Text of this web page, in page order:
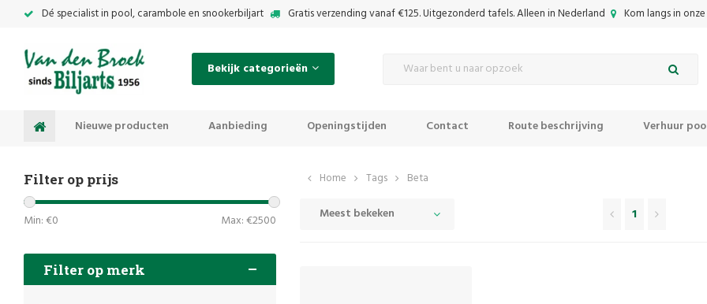
Dé specialist in pool, carambole en snookerbiljart Gratis verzending vanaf €125. Uitgezonderd tafels. Alleen in Nederland Kom langs in
Bekijk categorieën
Nieuwe producten Aanbieding Openingstijden Contact Route beschrijving Verhuur
Filter op prijs
Min: €0 Max: €2500
Filter op merk
Home Tags Beta
Meest bekeken 1